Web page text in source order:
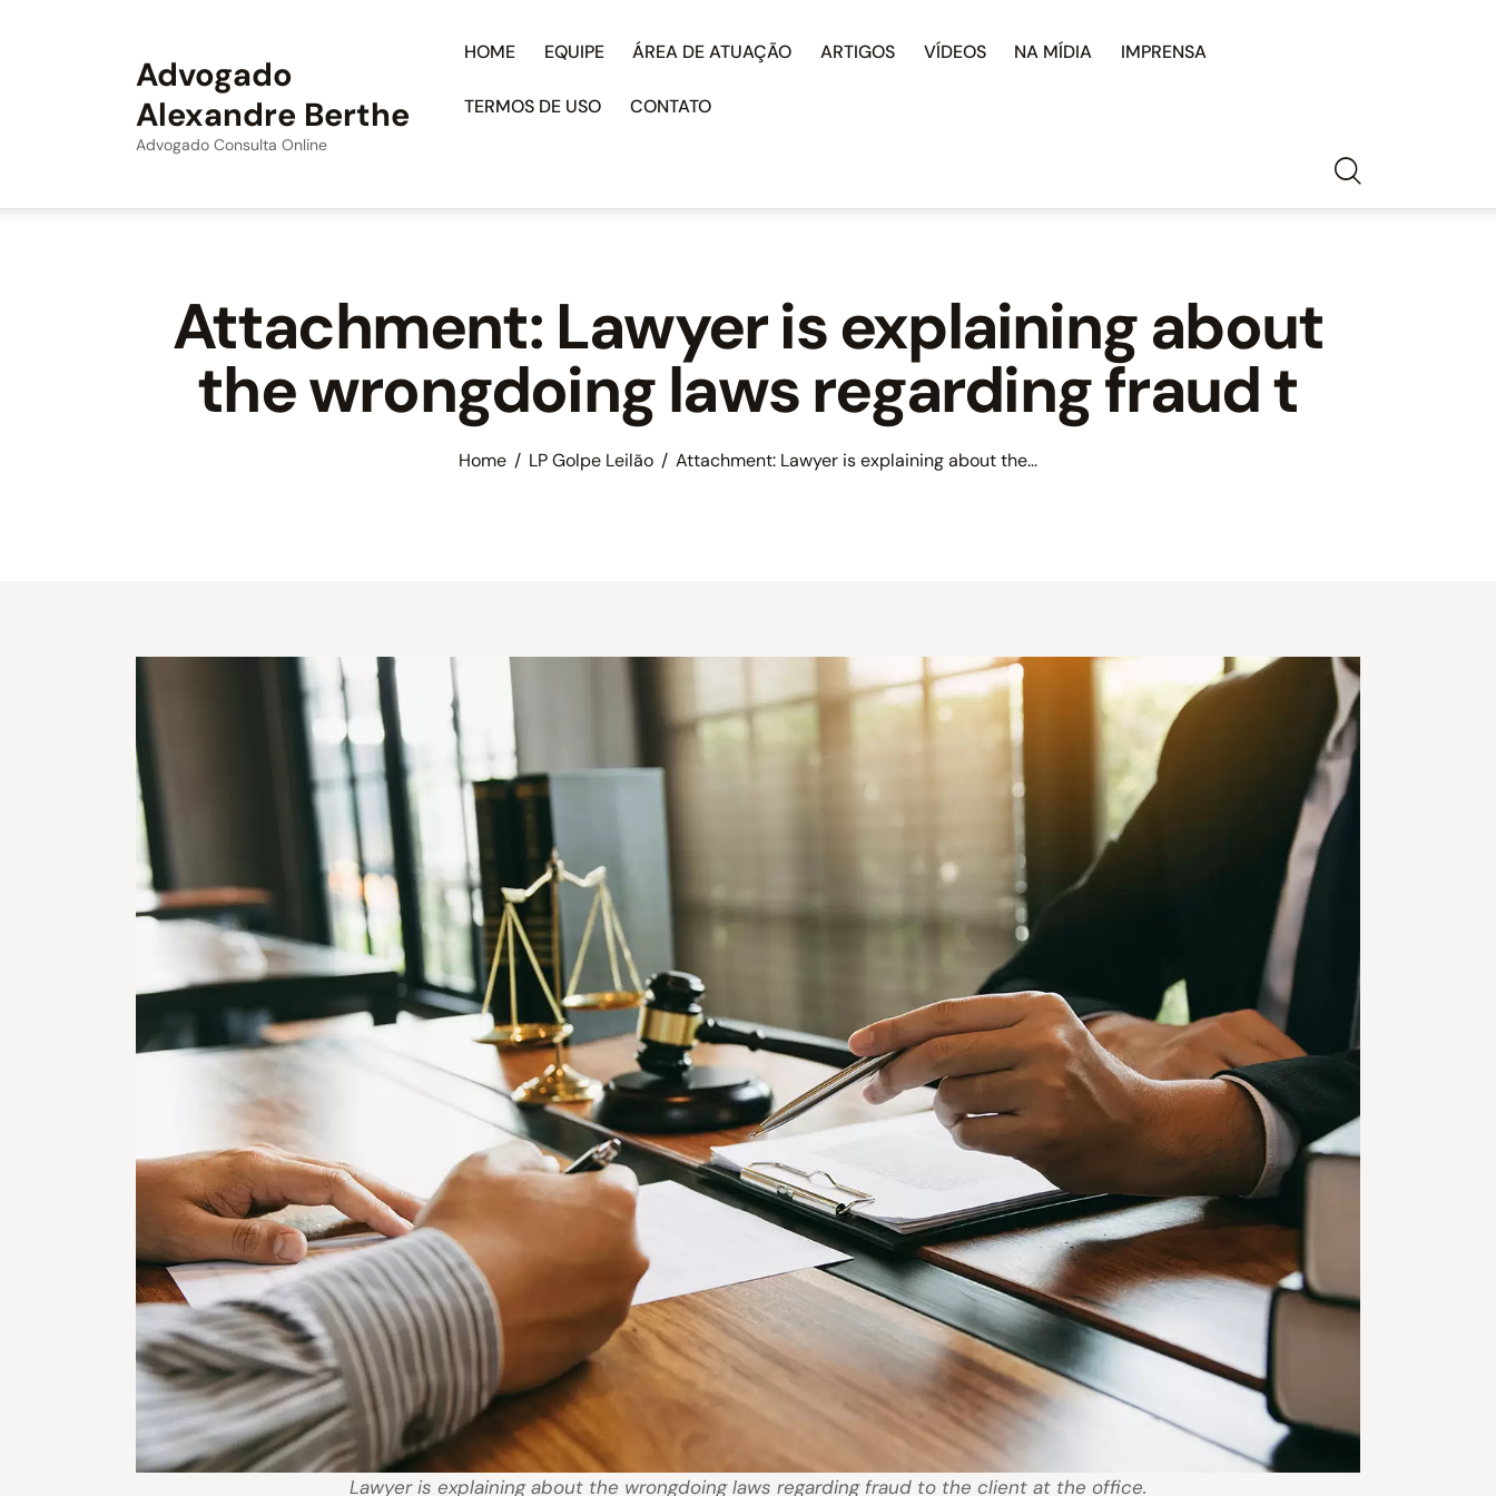
Advogado
Alexandre Berthe
Advogado Consulta Online
HOME EQUIPE ÁREA DE ATUAÇÃO ARTIGOS VÍDEOS NA MÍDIA IMPRENSA
TERMOS DE USO CONTATO
Attachment: Lawyer is explaining about
the wrongdoing laws regarding fraud t
Home LP Golpe Leilão Attachment: Lawyer is explaining about the...
Lawyer is explaining about the wrongdoing laws regarding fraud to the client at the office.